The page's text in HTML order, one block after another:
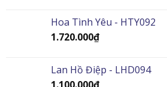
Hoa Tình Yêu - HTY092
1.720.000₫
Lan Hồ Điệp - LHD094